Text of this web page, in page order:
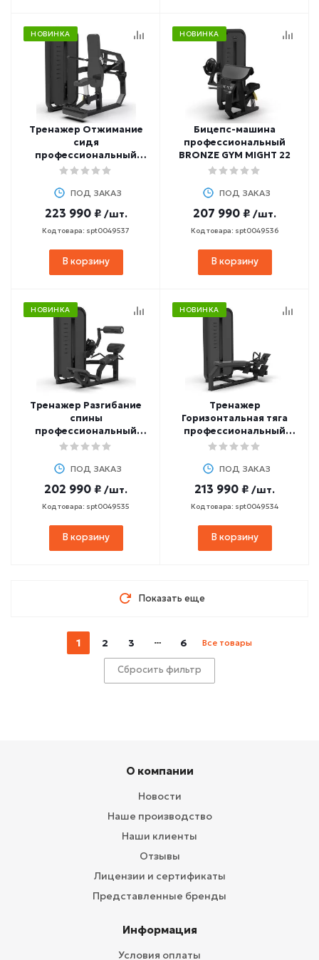
НОВИНКА
Тренажер Отжимание
сидя
профессиональный
BRONZE GYM MIGHT 20
ПОД ЗАКАЗ
223 990 ₽ /шт.
Код товара: spt0049537
В корзину
НОВИНКА
Бицепс-машина
профессиональный
BRONZE GYM MIGHT 22
ПОД ЗАКАЗ
207 990 ₽ /шт.
Код товара: spt0049536
В корзину
НОВИНКА
Тренажер Разгибание
спины
профессиональный
BRONZE GYM MIGHT 23
ПОД ЗАКАЗ
202 990 ₽ /шт.
Код товара: spt0049535
В корзину
НОВИНКА
Тренажер
Горизонтальная тяга
профессиональный
BRONZE GYM MIGHT 24
ПОД ЗАКАЗ
213 990 ₽ /шт.
Код товара: spt0049534
В корзину
Показать еще
1 2 3 6 Все товары
Сбросить фильтр
О компании
Новости
Наше производство
Наши клиенты
Отзывы
Лицензии и сертификаты
Представленные бренды
Информация
Условия оплаты